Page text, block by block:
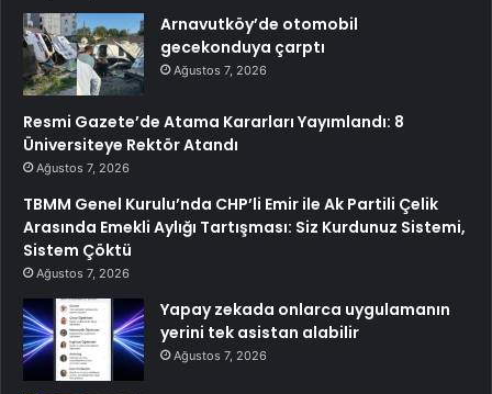
Arnavutköy’de otomobil
gecekonduya çarptı
Ağustos 7, 2026
Resmi Gazete’de Atama Kararları Yayımlandı: 8
Üniversiteye Rektör Atandı
Ağustos 7, 2026
TBMM Genel Kurulu’nda CHP’li Emir ile Ak Partili Çelik
Arasında Emekli Aylığı Tartışması: Siz Kurdunuz Sistemi,
Sistem Çöktü
Ağustos 7, 2026
Yapay zekada onlarca uygulamanın
yerini tek asistan alabilir
Ağustos 7, 2026